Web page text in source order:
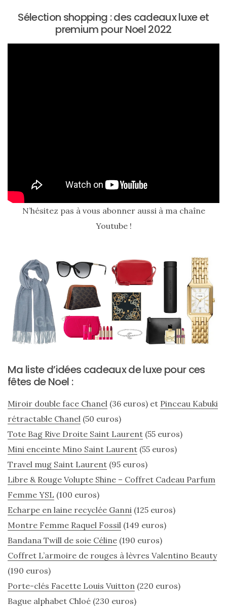
shopper
marron
tendance
sacs
légers
tendance
pour
l’été
23/05/2026
Les
sacs
Sélection shopping : des cadeaux luxe et
premium pour Noel 2022
N’hésitez pas à vous abonner aussi à ma chaîne
Youtube !
Ma liste d’idées cadeaux de luxe pour ces
fêtes de Noel :
Miroir double face Chanel (36 euros) et Pinceau Kabuki
rétractable Chanel (50 euros)
Tote Bag Rive Droite Saint Laurent (55 euros)
Mini enceinte Mino Saint Laurent (55 euros)
Travel mug Saint Laurent (95 euros)
Libre & Rouge Volupte Shine – Coffret Cadeau Parfum
Femme YSL (100 euros)
Echarpe en laine recyclée Ganni (125 euros)
Montre Femme Raquel Fossil (149 euros)
Bandana Twill de soie Céline (190 euros)
Coffret L’armoire de rouges à lèvres Valentino Beauty
(190 euros)
Porte-clés Facette Louis Vuitton (220 euros)
Bague alphabet Chloé (230 euros)